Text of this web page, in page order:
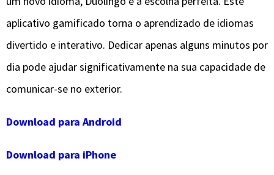
aplicativo gamificado torna o aprendizado de idiomas
divertido e interativo. Dedicar apenas alguns minutos por
dia pode ajudar significativamente na sua capacidade de
comunicar-se no exterior.
Download para Android
Download para iPhone